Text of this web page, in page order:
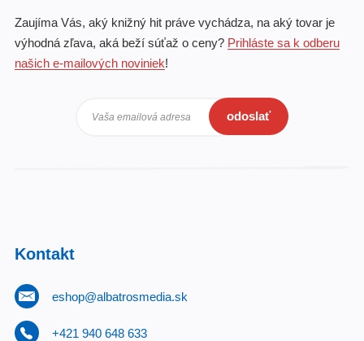
Zaujíma Vás, aký knižný hit práve vychádza, na aký tovar je
výhodná zľava, aká beží súťaž o ceny? Prihláste sa k odberu
našich e-mailových noviniek!
Vaša emailová adresa odoslať
Kontakt
eshop@albatrosmedia.sk
+421 940 648 633